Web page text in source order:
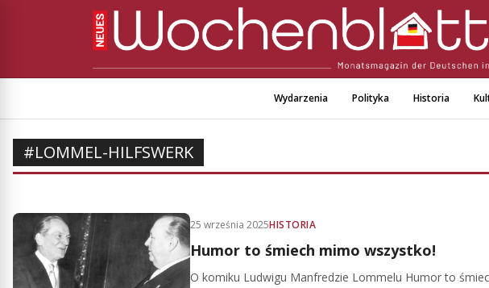
Wydarzenia Polityka Historia
#LOMMEL-HILFSWERK
25 września 2025HISTORIA
Humor to śmiech mimo wszystko!
O komiku Ludwigu Manfredzie Lommelu Humor to